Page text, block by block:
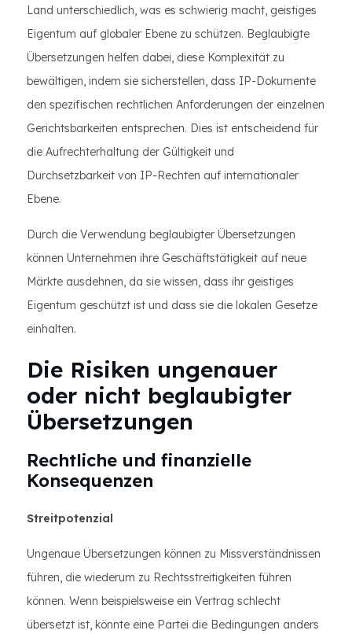
Land unterschiedlich, was es schwierig macht, geistiges
Eigentum auf globaler Ebene zu schützen. Beglaubigte
Übersetzungen helfen dabei, diese Komplexität zu
bewältigen, indem sie sicherstellen, dass IP-Dokumente
den spezifischen rechtlichen Anforderungen der einzelnen
Gerichtsbarkeiten entsprechen. Dies ist entscheidend für
die Aufrechterhaltung der Gültigkeit und
Durchsetzbarkeit von IP-Rechten auf internationaler
Ebene.
Durch die Verwendung beglaubigter Übersetzungen
können Unternehmen ihre Geschäftstätigkeit auf neue
Märkte ausdehnen, da sie wissen, dass ihr geistiges
Eigentum geschützt ist und dass sie die lokalen Gesetze
einhalten.
Die Risiken ungenauer
oder nicht beglaubigter
Übersetzungen
Rechtliche und finanzielle
Konsequenzen
Streitpotenzial
Ungenaue Übersetzungen können zu Missverständnissen
führen, die wiederum zu Rechtsstreitigkeiten führen
können. Wenn beispielsweise ein Vertrag schlecht
übersetzt ist, könnte eine Partei die Bedingungen anders